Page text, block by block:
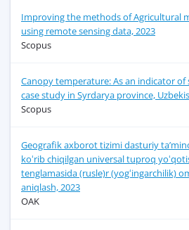
Improving the methods of Agricultural
using remote sensing data, 2023
Scopus
Canopy temperature: As an indicator of
case study in Syrdarya province,
Scopus
Geografik axborot tizimi dasturiy
koʻrib chiqilgan universal tuproq
tenglamasida (rusle)r (yogʻingarchilik)
aniqlash, 2023
OAK